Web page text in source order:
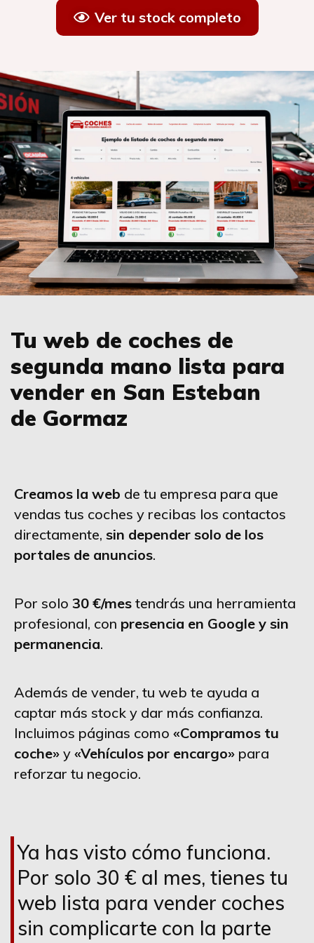
Ver tu stock completo
Tu web de coches de
segunda mano lista para
vender en San Esteban
de Gormaz
Creamos la web de tu empresa para que
vendas tus coches y recibas los contactos
directamente, sin depender solo de los
portales de anuncios.
Por solo 30 €/mes tendrás una herramienta
profesional, con presencia en Google y sin
permanencia.
Además de vender, tu web te ayuda a
captar más stock y dar más confianza.
Incluimos páginas como «Compramos tu
coche» y «Vehículos por encargo» para
reforzar tu negocio.
Ya has visto cómo funciona.
Por solo 30 € al mes, tienes tu
web lista para vender coches
sin complicarte con la parte